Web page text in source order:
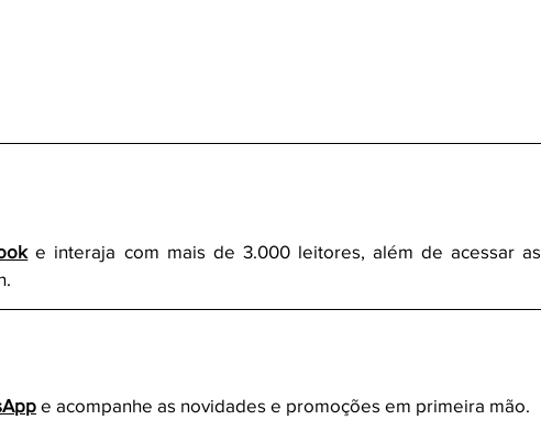
e interaja com mais de 3.000 leitores, além de acessar as
e acompanhe as novidades e promoções em primeira mão.